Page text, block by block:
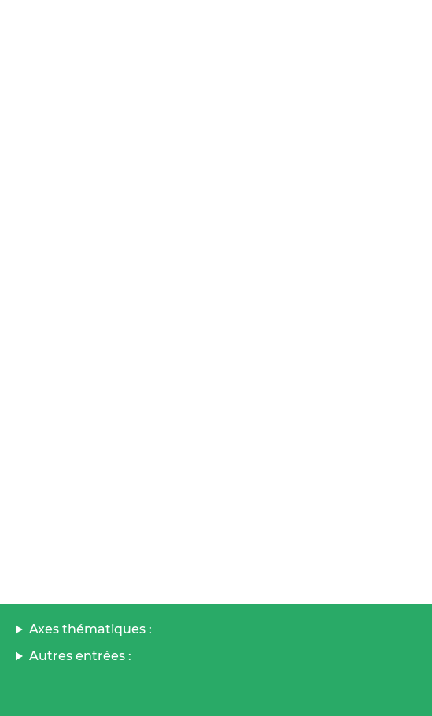
Axes thématiques :
Autres entrées :